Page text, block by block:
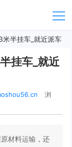
半挂车_就近派车
挂车_就近
浏
材料运输，还